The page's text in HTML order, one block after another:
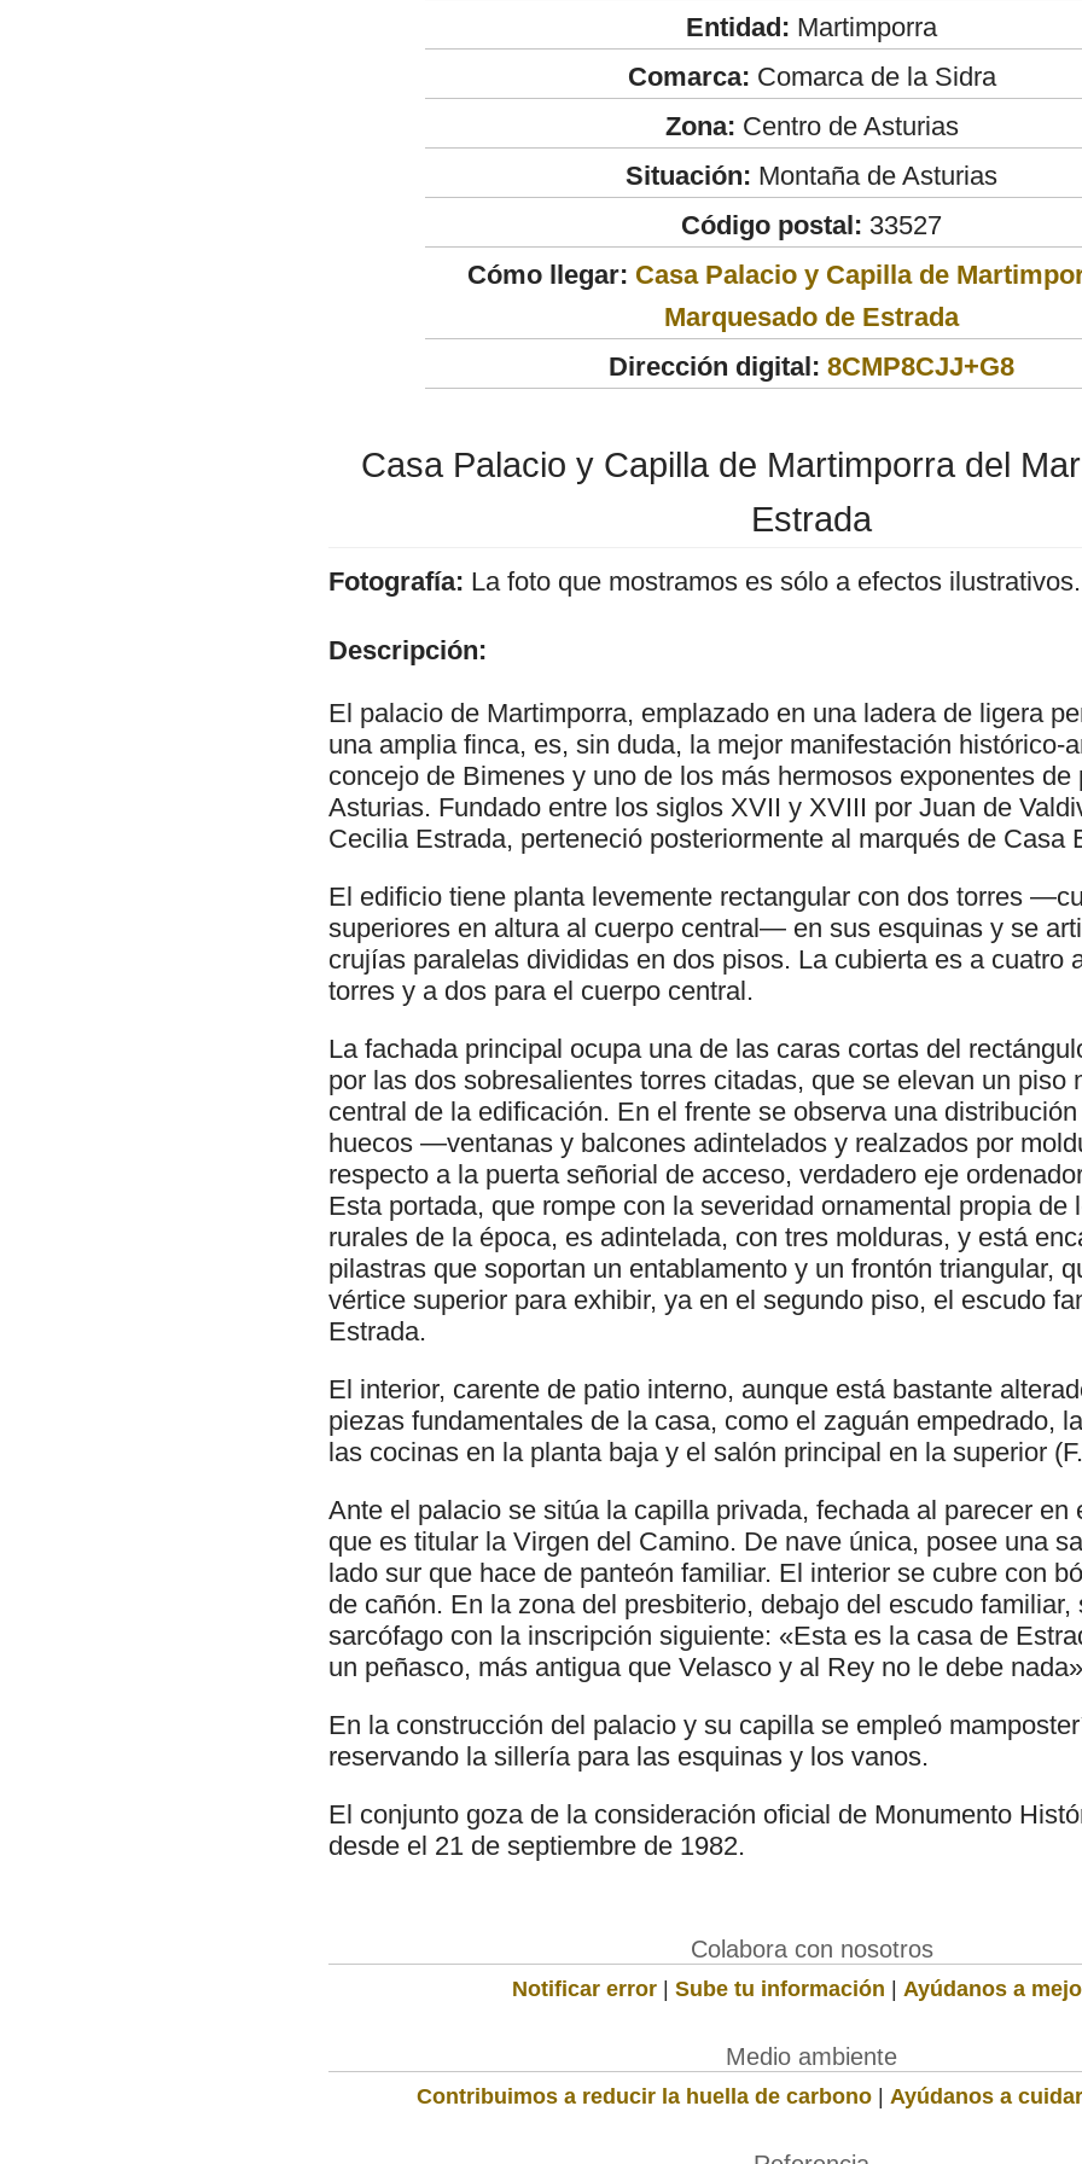
Entidad: Martimporra
Comarca: Comarca de la Sidra
Zona: Centro de Asturias
Situación: Montaña de Asturias
Código postal: 33527
Cómo llegar: Casa Palacio y Capilla de
Marquesado de Estrada
Dirección digital: 8CMP8CJJ+G8
Casa Palacio y Capilla de Martimporra del
Estrada
Fotografía: La foto que mostramos es sólo a efectos ilustrativos.
Descripción:
El palacio de Martimporra, emplazado en una ladera de ligera
una amplia finca, es, sin duda, la mejor manifestación histórico-
concejo de Bimenes y uno de los más hermosos exponentes de
Asturias. Fundado entre los siglos XVII y XVIII por Juan de
Cecilia Estrada, perteneció posteriormente al marqués de Casa
El edificio tiene planta levemente rectangular con dos torres
superiores en altura al cuerpo central— en sus esquinas y se
crujías paralelas divididas en dos pisos. La cubierta es a cuatro
torres y a dos para el cuerpo central.
La fachada principal ocupa una de las caras cortas del
por las dos sobresalientes torres citadas, que se elevan un piso
central de la edificación. En el frente se observa una
huecos —ventanas y balcones adintelados y realzados por
respecto a la puerta señorial de acceso, verdadero eje
Esta portada, que rompe con la severidad ornamental propia de
rurales de la época, es adintelada, con tres molduras, y está
pilastras que soportan un entablamento y un frontón triangular,
vértice superior para exhibir, ya en el segundo piso, el escudo
Estrada.
El interior, carente de patio interno, aunque está bastante
piezas fundamentales de la casa, como el zaguán empedrado,
las cocinas en la planta baja y el salón principal en la superior
Ante el palacio se sitúa la capilla privada, fechada al parecer en
que es titular la Virgen del Camino. De nave única, posee una
lado sur que hace de panteón familiar. El interior se cubre con
de cañón. En la zona del presbiterio, debajo del escudo familiar,
sarcófago con la inscripción siguiente: «Esta es la casa de
un peñasco, más antigua que Velasco y al Rey no le debe
En la construcción del palacio y su capilla se empleó
reservando la sillería para las esquinas y los vanos.
El conjunto goza de la consideración oficial de Monumento
desde el 21 de septiembre de 1982.
Colabora con nosotros
Notificar error | Sube tu información | Ayúdanos a
Medio ambiente
Contribuimos a reducir la huella de carbono | Ayúdanos a